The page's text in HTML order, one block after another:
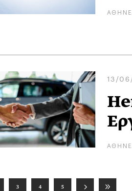
13/
3 4 5